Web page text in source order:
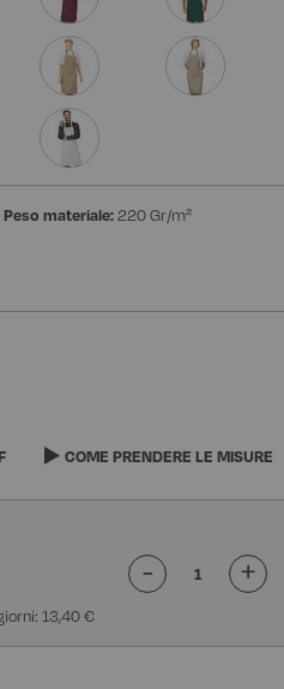
Peso materiale:220 Gr/m²
COME PRENDERE LE MISURE
13,40 €
- +